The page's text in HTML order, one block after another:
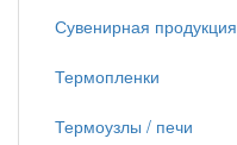
Сувенирная продукция
Термопленки
Термоузлы / печи